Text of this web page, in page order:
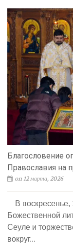
Благословение
Православия на
on 12 марта, 2026
В воскресенье,
Божественной
Сеуле и
вокруг...